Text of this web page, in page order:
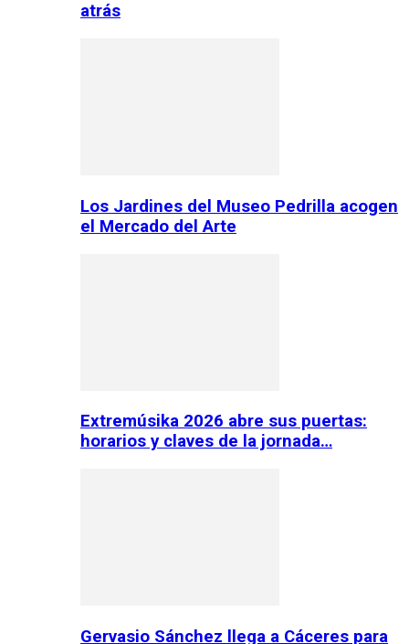
atrás
Los Jardines del Museo Pedrilla acogen
el Mercado del Arte
Extremúsika 2026 abre sus puertas:
horarios y claves de la jornada…
Gervasio Sánchez llega a Cáceres para